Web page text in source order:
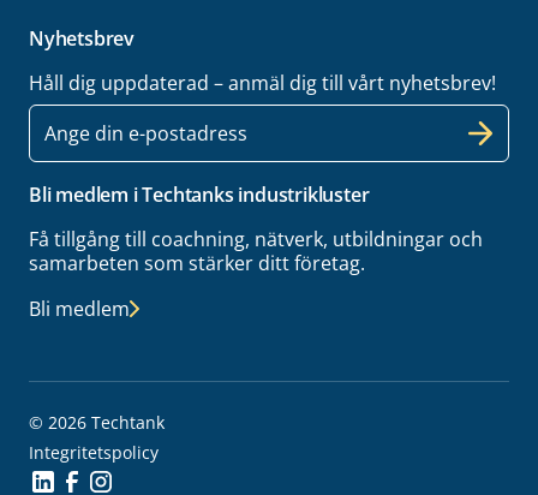
Nyhetsbrev
Håll dig uppdaterad – anmäl dig till vårt nyhetsbrev!
E-
post
Bli medlem i Techtanks industrikluster
Få tillgång till coachning, nätverk, utbildningar och
samarbeten som stärker ditt företag.
Bli medlem
© 2026 Techtank
Integritetspolicy
Social Icon
Social Icon
Social Icon